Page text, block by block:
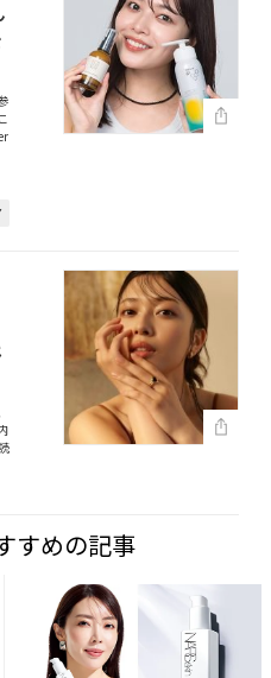
すめの記事